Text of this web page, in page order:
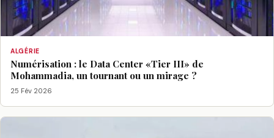
ALGÉRIE
Numérisation : le Data Center «Tier III» de
Mohammadia, un tournant ou un mirage ?
25 Fév 2026